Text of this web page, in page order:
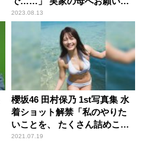
と
2023.08.13
櫻坂46 田村保乃 1st写真集 水
着ショット解禁「私のやりた
いことを、 たくさん詰めこん
でもらいました」
2021.07.19